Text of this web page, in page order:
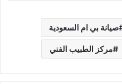
صيانة بي ام السعودية
مركز الطبيب الفني